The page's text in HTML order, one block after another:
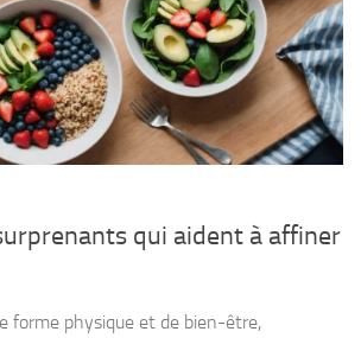
qui aident à affiner
forme physique et de bien-être,